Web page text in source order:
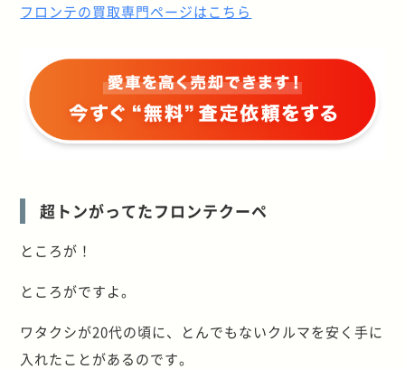
フロンテの買取専門ページはこちら
超トンがってたフロンテクーペ
ところが！
ところがですよ。
ワタクシが20代の頃に、とんでもないクルマを安く手に
入れたことがあるのです。